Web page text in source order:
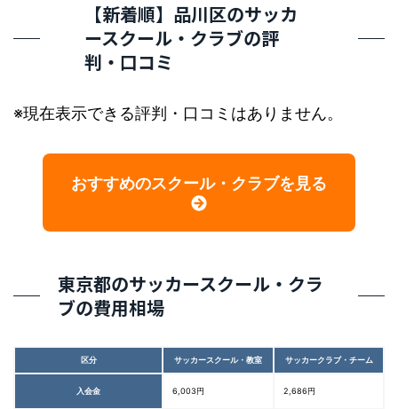
【新着順】品川区のサッカ
ースクール・クラブの評
判・口コミ
※現在表示できる評判・口コミはありません。
おすすめのスクール・クラブを見る
東京都のサッカースクール・クラ
ブの費用相場
区分 サッカースクール・教室 サッカークラブ・チーム
入会金 6,003円 2,686円